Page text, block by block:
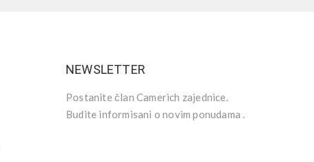
NEWSLETTER
Postanite član Camerich zajednice.
Budite informisani o novim ponudama .